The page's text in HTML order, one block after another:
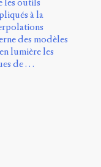
les outils
à la
des modèles
lumière les
de …